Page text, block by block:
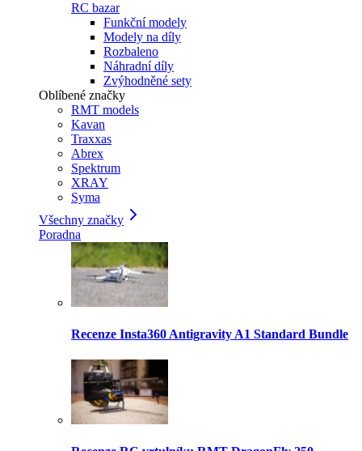
RC bazar
Funkční modely
Modely na díly
Rozbaleno
Náhradní díly
Zvýhodněné sety
Oblíbené značky
RMT models
Kavan
Traxxas
Abrex
Spektrum
XRAY
Syma
Všechny značky
Poradna
Recenze Insta360 Antigravity A1 Standard Bundle